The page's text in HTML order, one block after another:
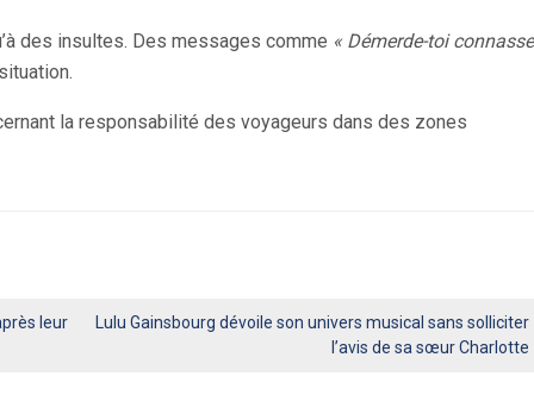
des insultes. Des messages comme « Démerde-toi
la responsabilité des voyageurs dans des zones
leur
Lulu Gainsbourg dévoile son univers musical sans solliciter
l’avis de sa sœur Charlotte